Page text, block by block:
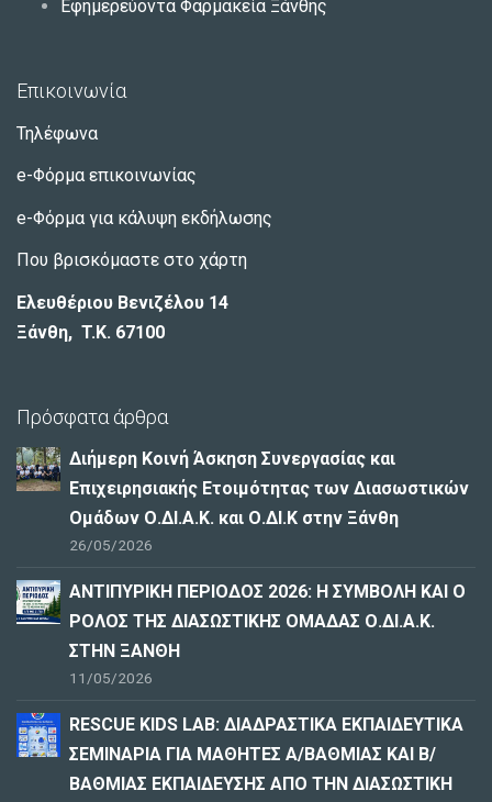
Εφημερεύοντα Φαρμακεία Ξάνθης
Επικοινωνία
Τηλέφωνα
e-Φόρμα επικοινωνίας
e-Φόρμα για κάλυψη εκδήλωσης
Που βρισκόμαστε στο χάρτη
Ελευθέριου Βενιζέλου 14
Ξάνθη, T.K. 67100
Πρόσφατα άρθρα
Διήμερη Κοινή Άσκηση Συνεργασίας και
Επιχειρησιακής Ετοιμότητας των Διασωστικών
Ομάδων Ο.ΔΙ.Α.Κ. και Ο.ΔΙ.Κ στην Ξάνθη
26/05/2026
ΑΝΤΙΠΥΡΙΚΗ ΠΕΡΙΟΔΟΣ 2026: Η ΣΥΜΒΟΛΗ ΚΑΙ Ο
ΡΟΛΟΣ ΤΗΣ ΔΙΑΣΩΣΤΙΚΗΣ ΟΜΑΔΑΣ Ο.ΔΙ.Α.Κ.
ΣΤΗΝ ΞΑΝΘΗ
11/05/2026
RESCUE KIDS LAB: ΔΙAΔΡΑΣΤΙΚΑ ΕΚΠΑΙΔΕΥΤΙΚΑ
ΣΕΜΙΝΑΡΙΑ ΓΙΑ ΜΑΘΗΤΕΣ Α/ΒΑΘΜΙΑΣ ΚΑΙ Β/
ΒΑΘΜΙΑΣ ΕΚΠΑΙΔΕΥΣΗΣ ΑΠΟ ΤΗΝ ΔΙΑΣΩΣΤΙΚΗ